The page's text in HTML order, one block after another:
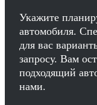
Укажите
автомобиля.
для вас
запросу. Вам
подходящий
нами.